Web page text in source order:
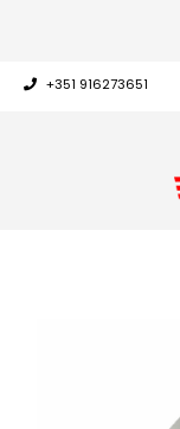
+351 916273651